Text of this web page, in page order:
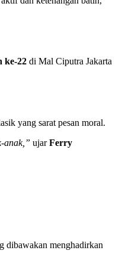
ke-22 di Mal Ciputra Jakarta
yang sarat pesan moral.
anak,” ujarFerry
dibawakan menghadirkan